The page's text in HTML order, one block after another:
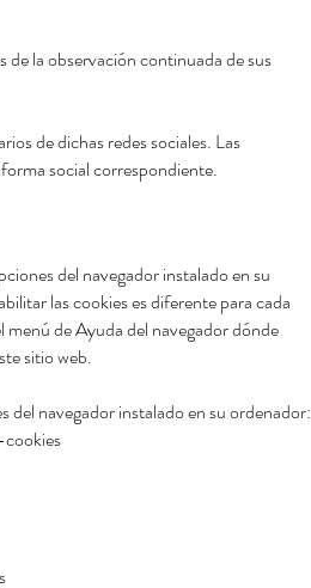
de la observación continuada de sus
de dichas redes sociales. Las
social correspondiente.
del navegador instalado en su
las cookies es diferente para cada
de Ayuda del navegador dónde
sitio web.
del navegador instalado en su ordenador: